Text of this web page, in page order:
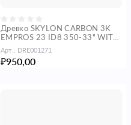
Древко SKYLON CARBON 3K
EMPROS 23 ID8 350-33" WITH
UNI BUSHING S-SIZE
Арт.: DRE001271
₽950,00